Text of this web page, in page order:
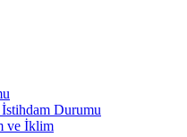
Durumu
ve İklim